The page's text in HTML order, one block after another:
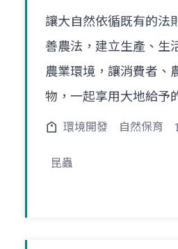
讓大自然依循既有的法
善農法，建立生產、生
農業環境，讓消費者、
物，一起享用大地給予
環境開發 自然保育
昆蟲